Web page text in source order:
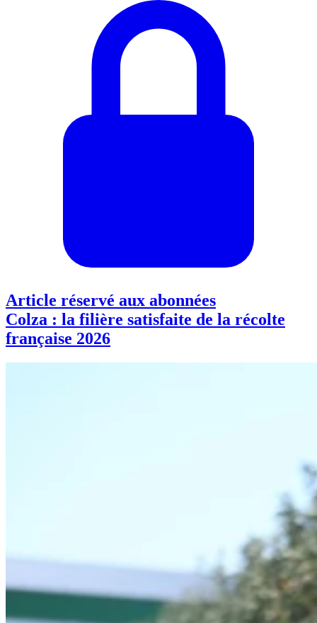
Article réservé aux abonnées
Colza : la filière satisfaite de la récolte
française 2026